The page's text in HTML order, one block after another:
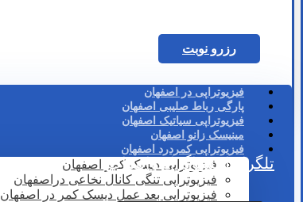
رزرو نوبت
فیزیوتراپی در اصفهان
پارگی رباط صلیبی اصفهان
فیزیوتراپی سیاتیک اصفهان
مینیسک زانو اصفهان
فیزیوتراپی کمردرد اصفهان
فیزیوتراپی دیسک کمر اصفهان
فیزیوتراپی تنگی کانال نخاعی دراصفهان
فیزیوتراپی بعد عمل دیسک کمر در اصفهان
تلگرام اینستاگرام واتساپ